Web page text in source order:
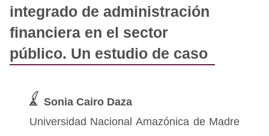
integrado de administración
financiera en el sector
público. Un estudio de caso
Sonia Cairo Daza
Universidad Nacional Amazónica de Madre